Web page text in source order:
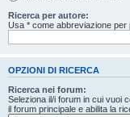
Ricerca per autore:
Usa * come abbreviazione per
OPZIONI DI RICERCA
Ricerca nei forum:
Seleziona il/i forum in cui vuoi
il forum principale e abilita la